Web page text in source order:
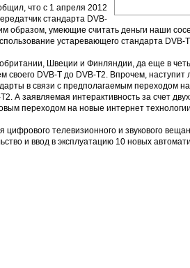
что с 1 апреля 2012
стандарта DVB-
образом, умеющие считать деньги наши
устаревающего стандарта DVB-T.
Швеции и Финляндии, да еще в
своего DVB-T до DVB-T2. Впрочем, наступит
в связи с предполагаемым переходом
А заявляемая интерактивность за счет
переходом на новые интернет технологии.
телевизионного и звукового
и ввод в эксплуатацию 10 новых